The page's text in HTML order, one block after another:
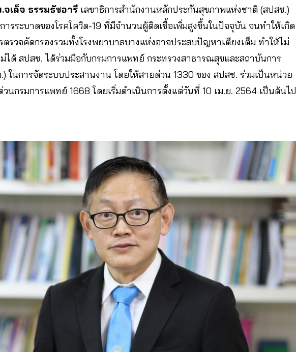
จเด็จ ธรรมธัชอารี เลขาธิการสำนักงานหลักประกันสุขภาพแห่งชาติ (สปสช.)
รระบาดของโรคโควิด-19 ที่มีจำนวนผู้ติดเชื้อเพิ่มสูงขึ้นในปัจจุบัน จนทำให้เกิด
ตรวจคัดกรองรวมทั้งโรงพยาบาลบางแห่งอาจประสบปัญหาเตียงเต็ม ทำให้ไม่
ได้ สปสช. ได้ร่วมมือกับกรมการแพทย์ กระทรวงสาธารณสุขและสถาบันการ
ในการจัดระบบประสานงาน โดยให้สายด่วน 1330 ของ สปสช. ร่วมเป็นหน่วย
นกรมการแพทย์ 1668 โดยเริ่มดำเนินการตั้งแต่วันที่ 10 เม.ย. 2564 เป็นต้นไป